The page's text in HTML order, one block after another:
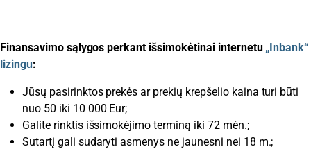
Finansavimo sąlygos perkant išsimokėtinai internetu „Inbank“
lizingu:
Jūsų pasirinktos prekės ar prekių krepšelio kaina turi būti
nuo 50 iki 10 000 Eur;
Galite rinktis išsimokėjimo terminą iki 72 mėn.;
Sutartį gali sudaryti asmenys ne jaunesni nei 18 m.;